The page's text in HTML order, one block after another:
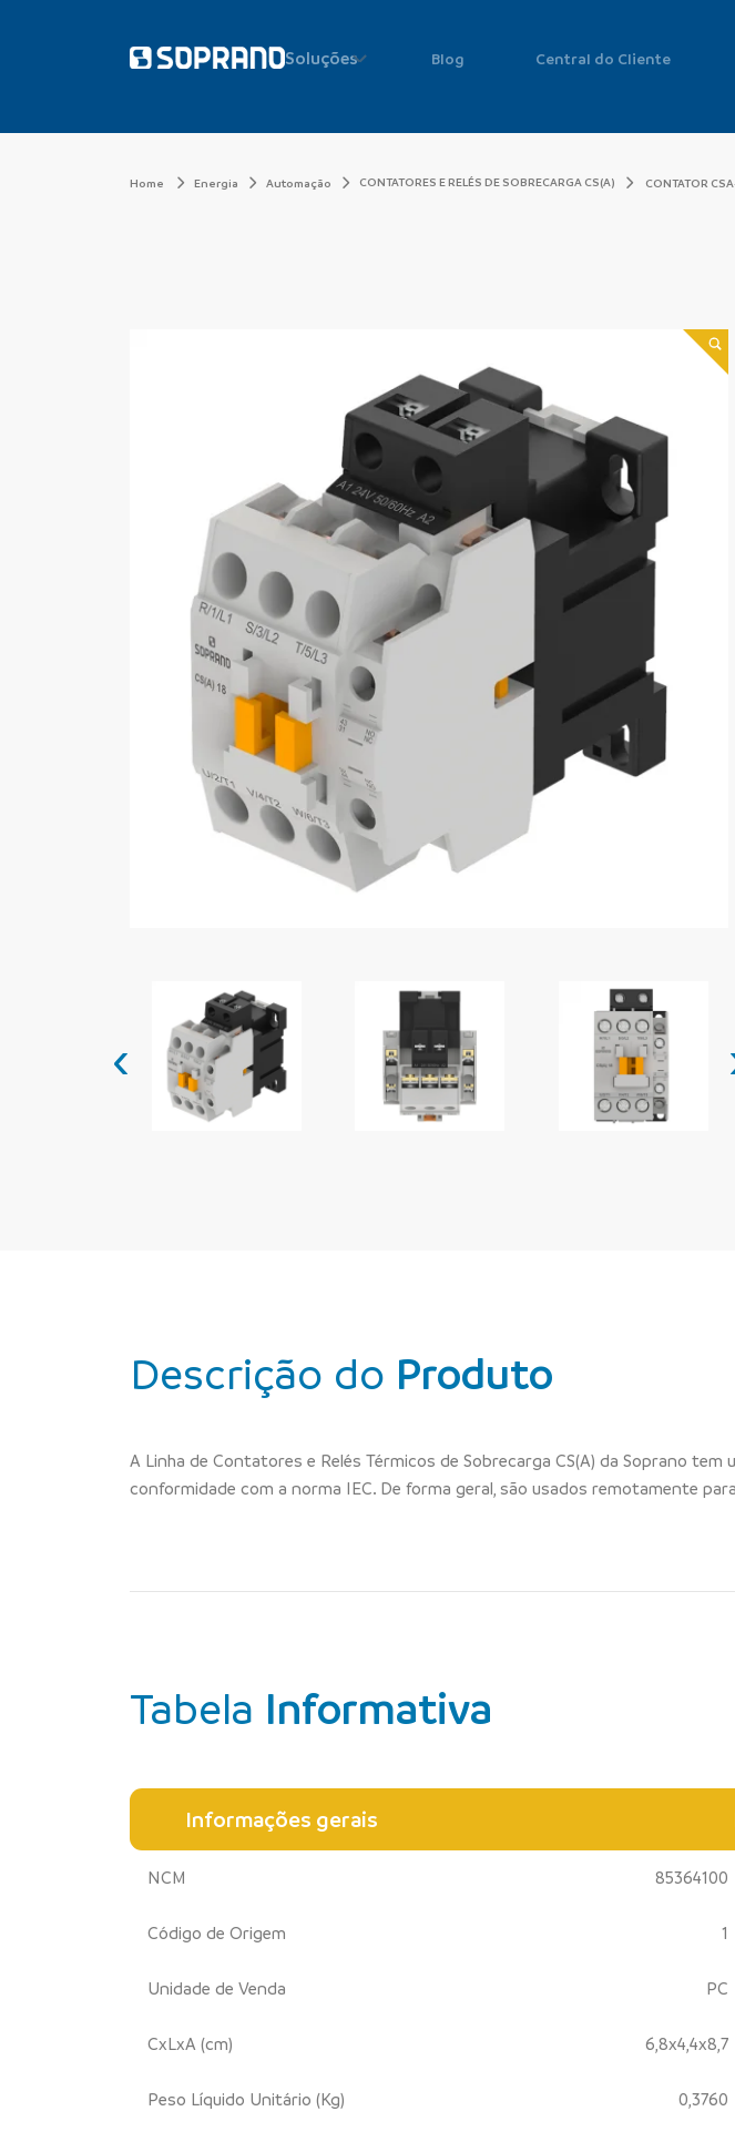
Soluções Blog Central do Cliente
Home Energia Automação CONTATORES E RELÉS DE SOBRECARGA CS(A) CONTATOR
‹
Descrição do Produto
A Linha de Contatores e Relés Térmicos de Sobrecarga CS(A) da Soprano
conformidade com a norma IEC. De forma geral, são usados remotamente
Tabela Informativa
Informações gerais
NCM 85364100
Código de Origem 1
Unidade de Venda PC
CxLxA (cm) 6,8x4,4x8,7
Peso Líquido Unitário (Kg) 0,3760